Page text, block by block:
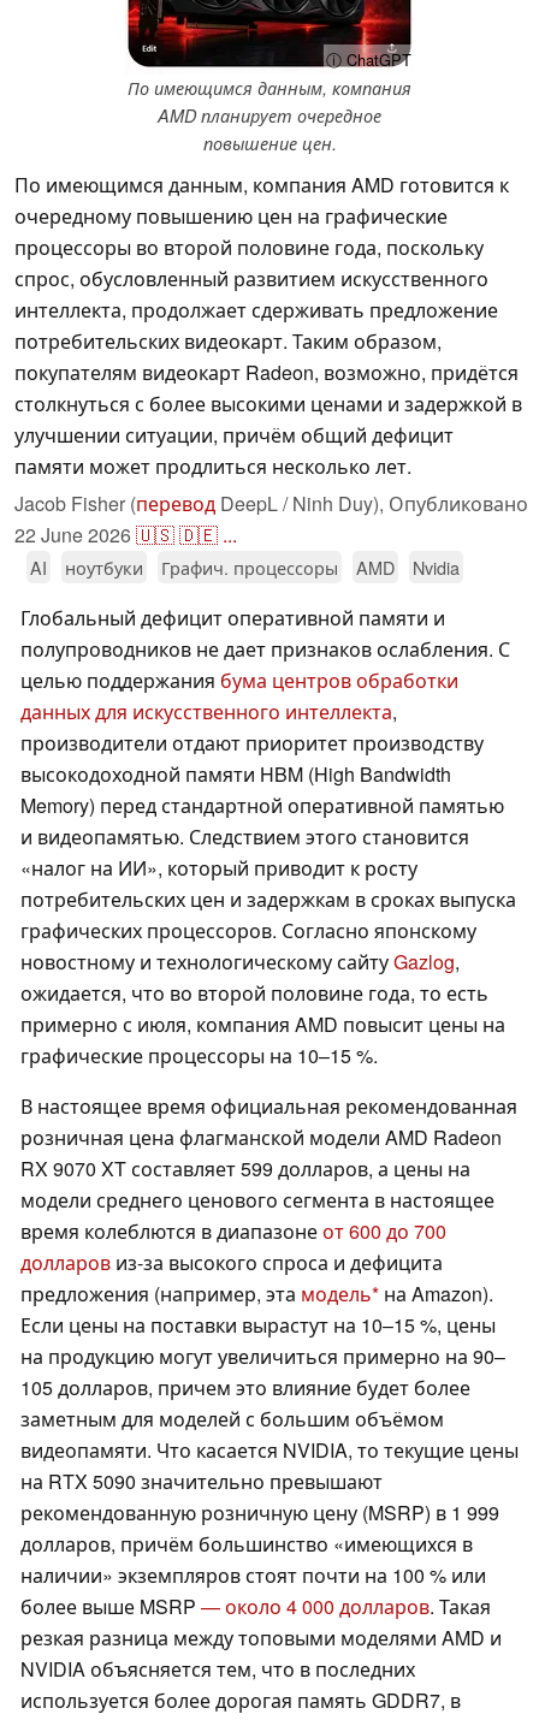
ⓘ ChatGPT
По имеющимся данным, компания
AMD планирует очередное
повышение цен.
По имеющимся данным, компания AMD готовится к
очередному повышению цен на графические
процессоры во второй половине года, поскольку
спрос, обусловленный развитием искусственного
интеллекта, продолжает сдерживать предложение
потребительских видеокарт. Таким образом,
покупателям видеокарт Radeon, возможно, придётся
столкнуться с более высокими ценами и задержкой в
улучшении ситуации, причём общий дефицит
памяти может продлиться несколько лет.
Jacob Fisher (перевод DeepL / Ninh Duy), Опубликовано
22 June 2026🇺🇸🇩🇪 ...
AI ноутбуки Графич. процессоры AMD Nvidia
Глобальный дефицит оперативной памяти и
полупроводников не дает признаков ослабления. С
целью поддержания бума центров обработки
данных для искусственного интеллекта,
производители отдают приоритет производству
высокодоходной памяти HBM (High Bandwidth
Memory) перед стандартной оперативной памятью
и видеопамятью. Следствием этого становится
«налог на ИИ», который приводит к росту
потребительских цен и задержкам в сроках выпуска
графических процессоров. Согласно японскому
новостному и технологическому сайтуGazlog,
ожидается, что во второй половине года, то есть
примерно с июля, компания AMD повысит цены на
графические процессоры на 10–15 %.
В настоящее время официальная рекомендованная
розничная цена флагманской модели AMD Radeon
RX 9070 XT составляет 599 долларов, а цены на
модели среднего ценового сегмента в настоящее
время колеблются в диапазонеот 600 до 700
долларов из-за высокого спроса и дефицита
предложения (например, эта модель на Amazon).
Если цены на поставки вырастут на 10–15 %, цены
на продукцию могут увеличиться примерно на 90–
105 долларов, причем это влияние будет более
заметным для моделей с большим объёмом
видеопамяти. Что касается NVIDIA, то текущие цены
на RTX 5090 значительно превышают
рекомендованную розничную цену (MSRP) в 1 999
долларов, причём большинство «имеющихся в
наличии» экземпляров стоят почти на 100 % или
более выше MSRP — около 4 000 долларов. Такая
резкая разница между топовыми моделями AMD и
NVIDIA объясняется тем, что в последних
используется более дорогая память GDDR7, в